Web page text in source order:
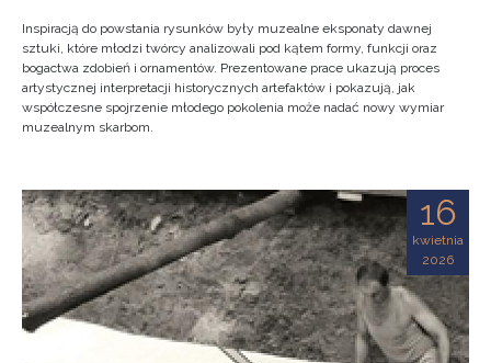
Inspiracją do powstania rysunków były muzealne eksponaty dawnej
sztuki, które młodzi twórcy analizowali pod kątem formy, funkcji oraz
bogactwa zdobień i ornamentów. Prezentowane prace ukazują proces
artystycznej interpretacji historycznych artefaktów i pokazują, jak
współczesne spojrzenie młodego pokolenia może nadać nowy wymiar
muzealnym skarbom.
16
kwietnia
2026